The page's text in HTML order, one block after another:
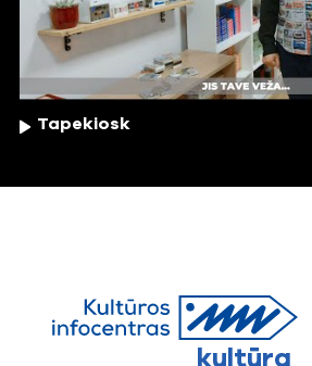
Tapekiosk
kultūrą